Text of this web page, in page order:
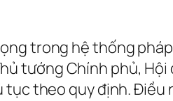
trong hệ thống
tướng Chính phủ,
theo quy định. Điều